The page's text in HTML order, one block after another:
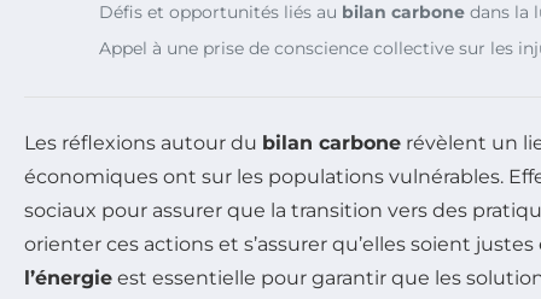
Défis et opportunités liés au bilan carbone dans la
Appel à une prise de conscience collective sur les
Les réflexions autour du bilan carbone révèlent un
économiques ont sur les populations vulnérables.
sociaux pour assurer que la transition vers des
orienter ces actions et s’assurer qu’elles soient
l’énergie est essentielle pour garantir que les